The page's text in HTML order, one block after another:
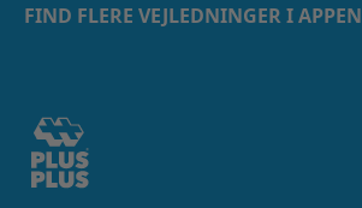
FIND FLERE VEJLEDNINGER I APPEN